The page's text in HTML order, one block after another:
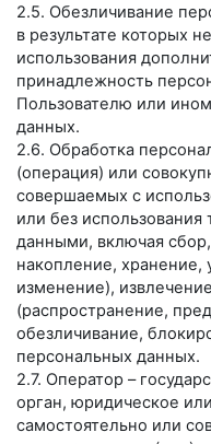
2.5. Обезличивание
в результате которых
использования
принадлежность
Пользователю или
данных.
2.6. Обработка
(операция) или
совершаемых с
или без
данными, включая
накопление, хранение,
изменение),
(распространение,
обезличивание,
персональных данных.
2.7. Оператор –
орган, юридическое
самостоятельно или